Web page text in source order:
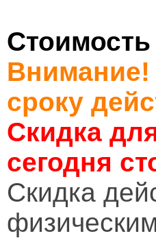
Внимание!
сроку
Скидка
сегодня
Cкидка